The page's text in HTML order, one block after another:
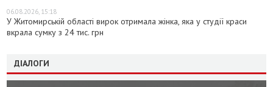
06.08.2026, 15:18
У Житомирській області вирок отримала жінка, яка у студії краси
вкрала сумку з 24 тис. грн
ДІАЛОГИ